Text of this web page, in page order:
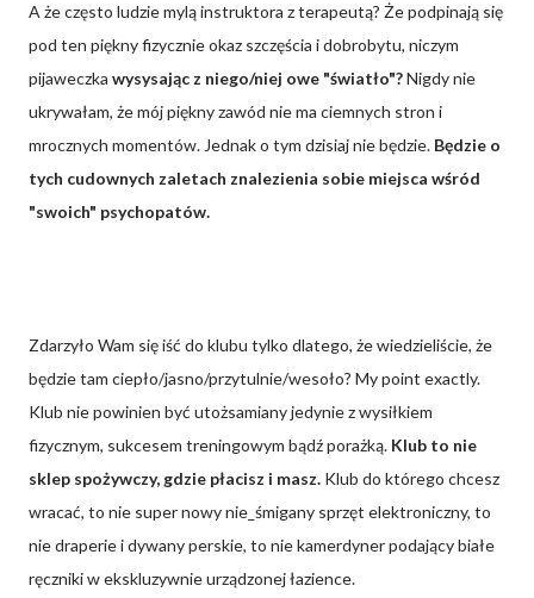
A że często ludzie mylą instruktora z terapeutą? Że podpinają się
pod ten piękny fizycznie okaz szczęścia i dobrobytu, niczym
pijaweczka wysysając z niego/niej owe "światło"?Nigdy nie
ukrywałam, że mój piękny zawód nie ma ciemnych stron i
mrocznych momentów. Jednak o tym dzisiaj nie będzie. Będzie o
tych cudownych zaletach znalezienia sobie miejsca wśród
"swoich" psychopatów.
Zdarzyło Wam się iść do klubu tylko dlatego, że wiedzieliście, że
będzie tam ciepło/jasno/przytulnie/wesoło? My point exactly.
Klub nie powinien być utożsamiany jedynie z wysiłkiem
fizycznym, sukcesem treningowym bądź porażką. Klub to nie
sklep spożywczy, gdzie płacisz i masz. Klub do którego chcesz
wracać, to nie super nowy nie_śmigany sprzęt elektroniczny, to
nie draperie i dywany perskie, to nie kamerdyner podający białe
ręczniki w ekskluzywnie urządzonej łazience.